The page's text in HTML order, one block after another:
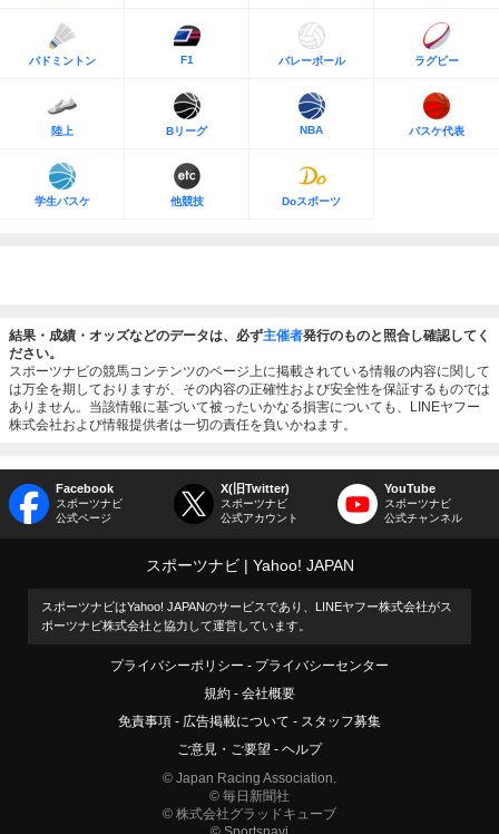
バドミントン F1 バレーボール ラグビー
陸上 Bリーグ NBA バスケ代表
学生バスケ 他競技 Doスポーツ
結果・成績・オッズなどのデータは、必ず主催者発行のものと照合し確認してく
ださい。
スポーツナビの競馬コンテンツのページ上に掲載されている情報の内容に関して
は万全を期しておりますが、その内容の正確性および安全性を保証するものでは
ありません。当該情報に基づいて被ったいかなる損害についても、LINEヤフー
株式会社および情報提供者は一切の責任を負いかねます。
Facebook
スポーツナビ
公式ページ
X(旧Twitter)
スポーツナビ
公式アカウント
YouTube
スポーツナビ
公式チャンネル
スポーツナビ Yahoo! JAPAN
スポーツナビはYahoo! JAPANのサービスであり、LINEヤフー株式会社がス
ポーツナビ株式会社と協力して運営しています。
プライバシーポリシー
プライバシーセンター
規約
会社概要
免責事項
広告掲載について
スタッフ募集
ご意見・ご要望
ヘルプ
© Japan Racing Association.
© 毎日新聞社
© 株式会社グラッドキューブ